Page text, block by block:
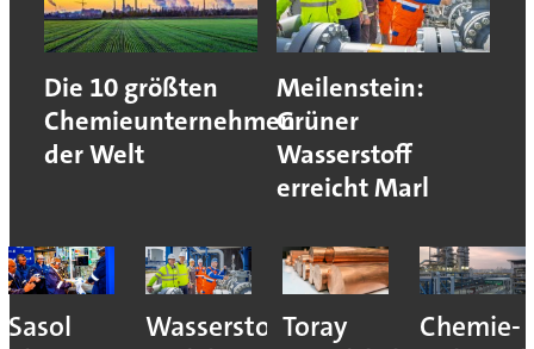
Die 10 größten
Chemieunternehmen
der Welt
Meilenstein:
Grüner
Wasserstoff
erreicht Marl
Sasol
Wasserstoff-Toray
Chemie-